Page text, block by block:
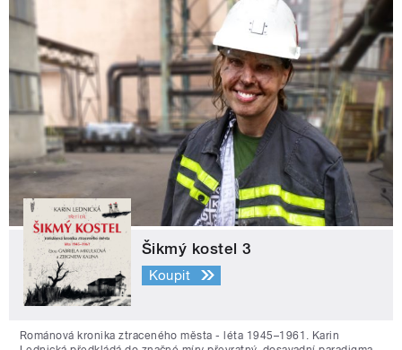
Šikmý kostel 3
Koupit
Románová kronika ztraceného města - léta 1945–1961. Karin